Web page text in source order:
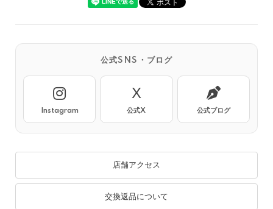
公式SNS・ブログ
Instagram
X
公式X 公式ブログ
店舗アクセス
交換返品について